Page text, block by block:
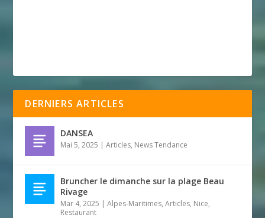
DERNIERS ARTICLES
DANSEA
Mai 5, 2025 |Articles, News Tendance
Bruncher le dimanche sur la plage Beau
Rivage
Mar 4, 2025 |Alpes-Maritimes,Articles, Nice,
Restaurant